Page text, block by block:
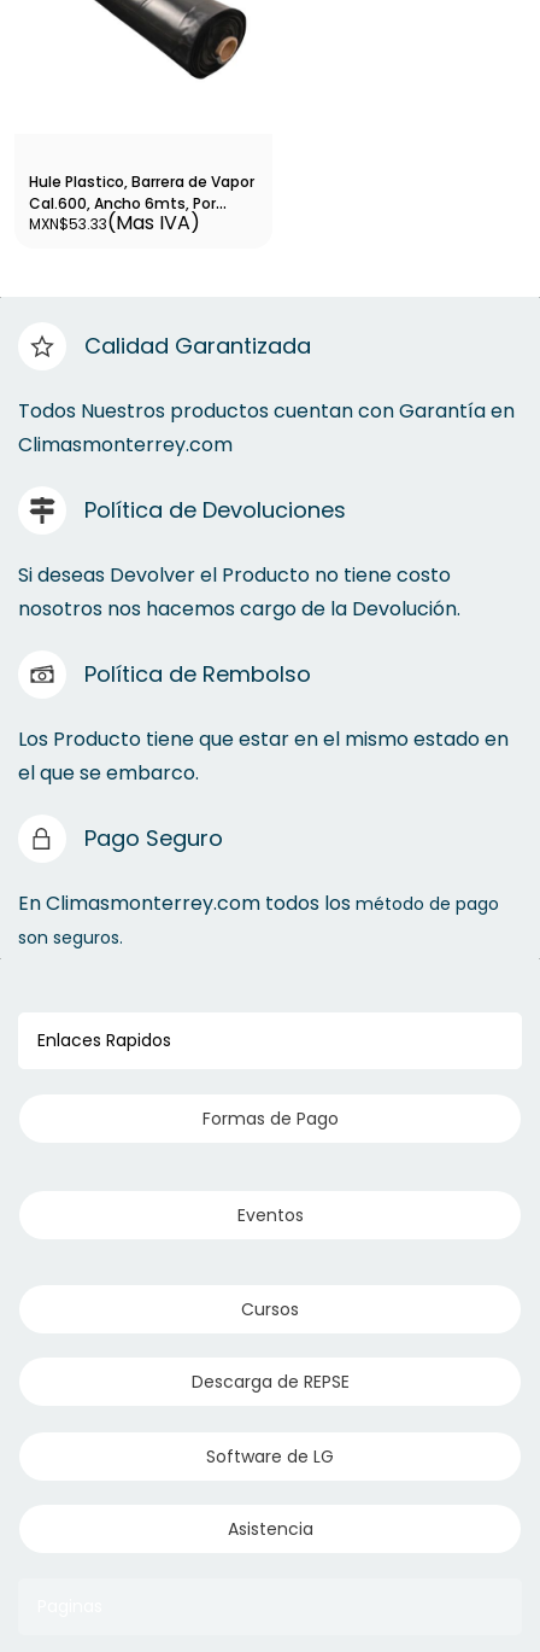
Hule Plastico, Barrera de Vapor
Cal.600, Ancho 6mts, Por
Metro - 17HNGRO6006MKG
MXN$53.33(Mas IVA)
Calidad Garantizada
Todos Nuestros productos cuentan con Garantía en
Climasmonterrey.com
Política de Devoluciones
Si deseas Devolver el Producto no tiene costo
nosotros nos hacemos cargo de la Devolución.
Política de Rembolso
Los Producto tiene que estar en el mismo estado en
el que se embarco.
Pago Seguro
En Climasmonterrey.com todos los método de pago
son seguros.
Enlaces Rapidos
Formas de Pago
Eventos
Cursos
Descarga de REPSE
Software de LG
Asistencia